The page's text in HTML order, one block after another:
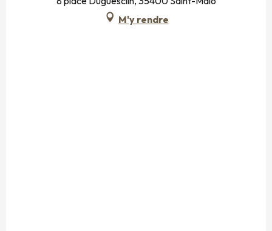
M'y rendre